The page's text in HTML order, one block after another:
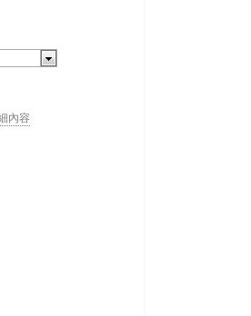
內容